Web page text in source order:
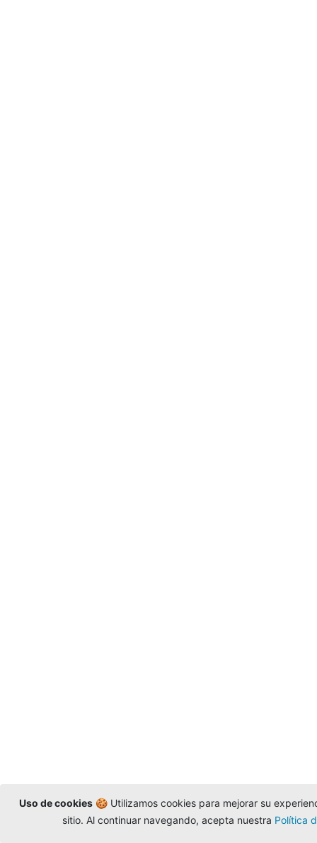
Uso de cookies 🍪 Utilizamos cookies para mejorar su
sitio. Al continuar navegando, acepta nuestra Política